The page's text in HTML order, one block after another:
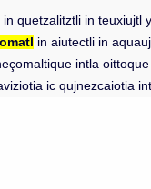
quetzalitztli in
in aiutectli in
intla
ic qujnezcaiotia